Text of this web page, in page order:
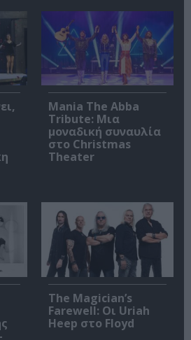
Mania The Abba
Tribute: Μια
μοναδική συναυλία
στο Christmas
Theater
The Magician’s
Farewell: Οι Uriah
Heep στο Floyd